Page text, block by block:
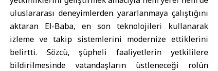
uluslararası deneyimlerden yararlanmaya çalıştığını
aktaran El-Baba, en son teknolojileri kullanarak
izleme ve takip sistemlerini modernize ettiklerini
belirtti. Sözcü, şüpheli faaliyetlerin yetkililere
bildirilmesinde vatandaşların üstleneceği rolün